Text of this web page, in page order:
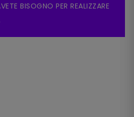
BISOGNO PER REALIZZARE